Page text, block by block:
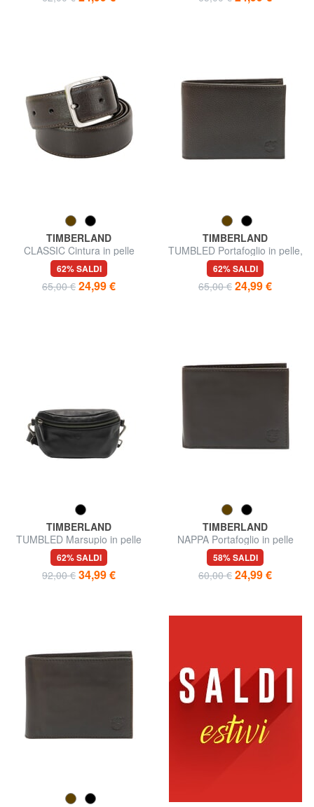
TIMBERLAND
CLASSIC Cintura in pelle
saffiano, accorciabile
62% SALDI
65,00 € 24,99 €
TIMBERLAND
TUMBLED Portafoglio in pelle,
con portamonete
62% SALDI
65,00 € 24,99 €
TIMBERLAND
TUMBLED Marsupio in pelle
62% SALDI
92,00 € 34,99 €
TIMBERLAND
NAPPA Portafoglio in pelle
58% SALDI
60,00 € 24,99 €